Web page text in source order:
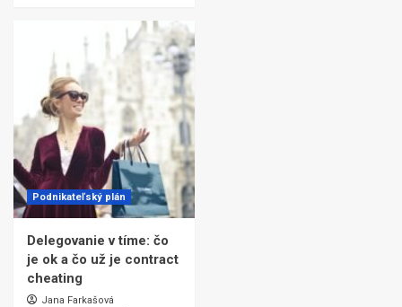
Podnikateľský plán
Delegovanie v tíme: čo
je ok a čo už je contract
cheating
Jana Farkašová